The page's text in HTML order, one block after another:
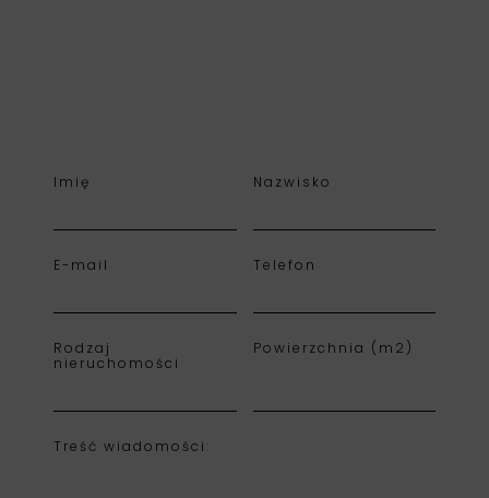
Imię Nazwisko
E-mail Telefon
Rodzaj
nieruchomości
Powierzchnia (m2)
Treść wiadomości: